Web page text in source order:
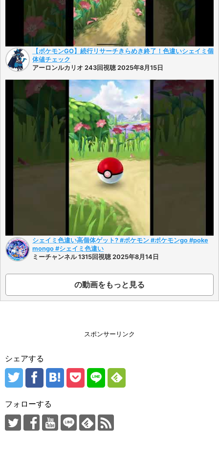
【ポケモンGO】続行リサーチきらめき終了！色違いシェイミ個
体値チェック
アーロンルカリオ 243回視聴 2025年8月15日
シェイミ色違い高個体ゲット? #ポケモン #ポケモンgo #poke
mongo #シェイミ色違い
ミーチャンネル 1315回視聴 2025年8月14日
の動画をもっと見る
スポンサーリンク
シェアする
フォローする